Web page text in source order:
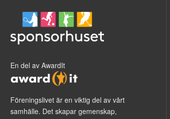
En del av AwardIt
Föreningslivet är en viktig del av vårt
samhälle. Det skapar gemenskap,